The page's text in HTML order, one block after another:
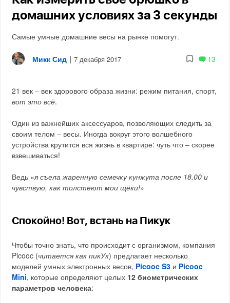
домашних условиях за 3 секунды
Самые умные домашние весы на рынке помогут.
Микк Сид | 7 декабря 2017 13
21 век – век здорового образа жизни: режим питания, спорт,
вот это всё.
Один из важнейших аксессуаров, позволяющих следить за
своим телом – весы. Иногда вокруг этого волшебного
устройства крутится вся жизнь в квартире: чуть что – скорее
взвешиваться!
Ведь «я съела жаренную семечку кунжута после 18.00 и
чувствую, как толстеют мои щёки!»
Спокойно! Вот, встань на Пикук
Чтобы точно знать, что происходит с организмом, компания
Picooc (читается как пикУк) предлагает несколько
моделей умных электронных весов, Picooc S3 и Picooc
Mini, которые определяют целых 12 биометрических
параметров человека: